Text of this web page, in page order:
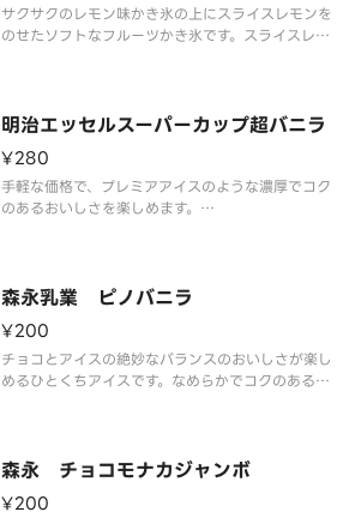
サクサクのレモン味かき氷の上にスライスレモンを
のせたソフトなフルーツかき氷です。スライスレモ
※品質に配慮して配送いたしますが、商品性質上溶
明治エッセルスーパーカップ超バニラ
¥280
手軽な価格で、プレミアアイスのような濃厚でコク
のあるおいしさを楽しめます。
森永乳業 ピノバニラ
¥200
チョコとアイスの絶妙なバランスのおいしさが楽し
めるひとくちアイスです。なめらかでコクのあるバ
解の可能性もございます。ご了承の上ご注文くださ
森永 チョコモナカジャンボ
¥200